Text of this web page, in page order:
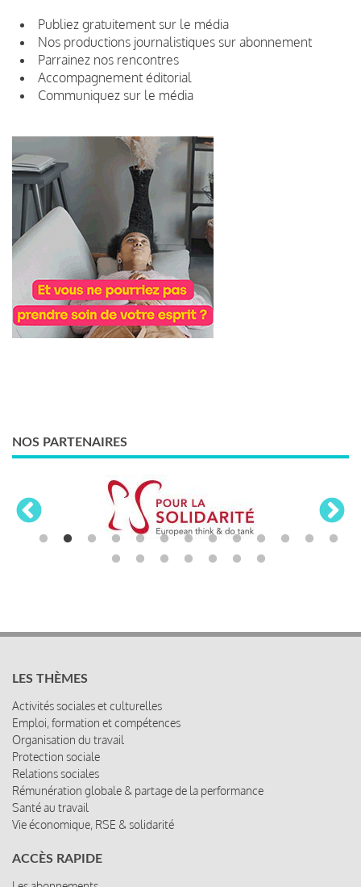
Publiez gratuitement sur le média
Nos productions journalistiques sur abonnement
Parrainez nos rencontres
Accompagnement éditorial
Communiquez sur le média
NOS PARTENAIRES
LES THÈMES
Activités sociales et culturelles
Emploi, formation et compétences
Organisation du travail
Protection sociale
Relations sociales
Rémunération globale & partage de la performance
Santé au travail
Vie économique, RSE & solidarité
ACCÈS RAPIDE